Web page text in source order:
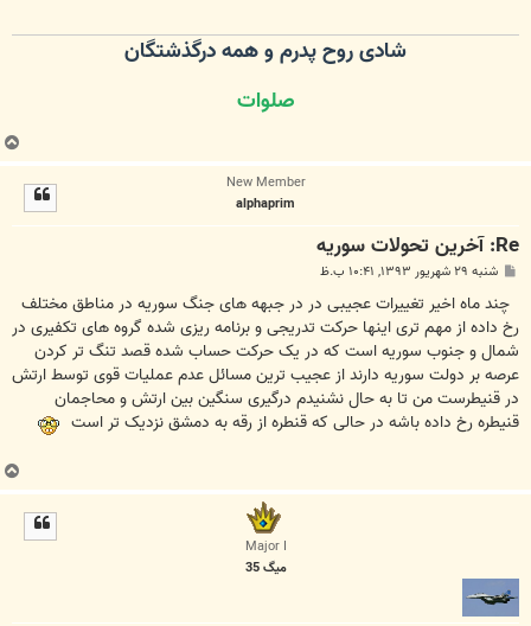
شادی روح پدرم و همه درگذشتگان
صلوات
ب
ا
New Member
alphaprim
Re: آخرين تحولات سوريه
پ
ت
شنبه ۲۹ شهریور ۱۳۹۳, ۱۰:۴۱ ب.ظ
چند ماه اخیر تغییرات عجیبی در در جبهه های جنگ سوریه در مناطق مختلف
رخ داده از مهم تری اینها حرکت تدریجی و برنامه ریزی شده گروه های تکفیری در
شمال و جنوب سوریه است که در یک حرکت حساب شده قصد تنگ تر کردن
عرصه بر دولت سوریه دارند از عجیب ترین مسائل عدم عملیات قوی توسط ارتش
در قنیطرست من تا به حال نشنیدم درگیری سنگین بین ارتش و محاجمان
قنیطره رخ داده باشه در حالی که قنطره از رقه به دمشق نزدیک تر است
ب
ا
Major I
میگ 35